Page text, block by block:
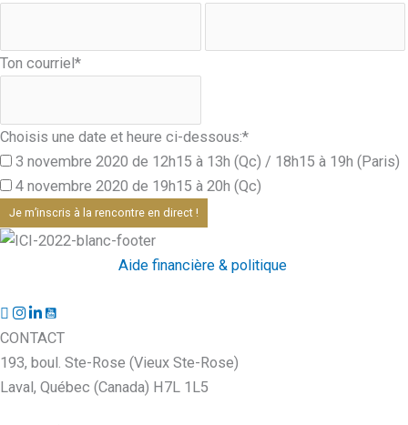
Ton courriel *
Choisis une date et heure ci-dessous:*
3 novembre 2020 de 12h15 à 13h (Qc) / 18h15 à 19h (Paris)
4 novembre 2020 de 19h15 à 20h (Qc)
Je m’inscris à la rencontre en direct !
Aide financière & politique
CONTACT
193, boul. Ste-Rose (Vieux Ste-Rose)
Laval, Québec (Canada) H7L 1L5